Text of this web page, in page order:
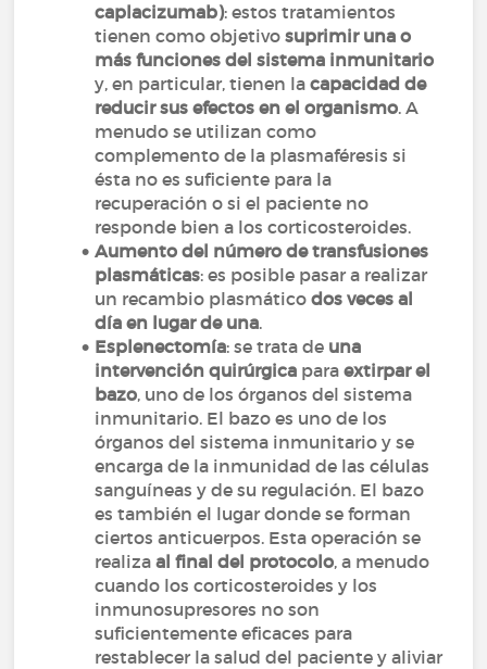
caplacizumab): estos tratamientos
tienen como objetivosuprimir una o
más funciones del sistema inmunitario
y, en particular, tienen lacapacidad de
reducir sus efectos en el organismo. A
menudo se utilizan como
complemento de la plasmaféresis si
ésta no es suficiente para la
recuperación o si el paciente no
responde bien a los corticosteroides.
Aumento del número de transfusiones
plasmáticas: es posible pasar a realizar
un recambio plasmáticodos veces al
día en lugar de una.
Esplenectomía: se trata de una
intervención quirúrgica paraextirpar el
bazo, uno de los órganos del sistema
inmunitario. El bazo es uno de los
órganos del sistema inmunitario y se
encarga de la inmunidad de las células
sanguíneas y de su regulación. El bazo
es también el lugar donde se forman
ciertos anticuerpos. Esta operación se
realiza al final del protocolo, a menudo
cuando los corticosteroides y los
inmunosupresores no son
suficientemente eficaces para
restablecer la salud del paciente y aliviar